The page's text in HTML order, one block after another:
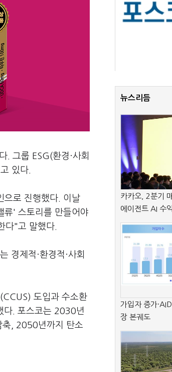
. 그룹 ESG(환경·사회
있다.
으로 진행했다. 이날
류' 스토리를 만들어야
다"고 말했다.
경제적·환경적·사회
도입과 수소환
다. 포스코는 2030년
, 2050년까지 탄소
뉴스리듬
카카오, 2분기
에이전트 AI 수
가입자 증가
장 본궤도